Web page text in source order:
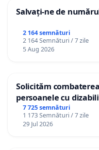
Salvați-ne de
2 164 semnături
2 164 Semnături / 7 zile
5 Aug 2026
Solicităm
persoanele cu
7 725 semnături
1 173 Semnături / 7 zile
29 Jul 2026